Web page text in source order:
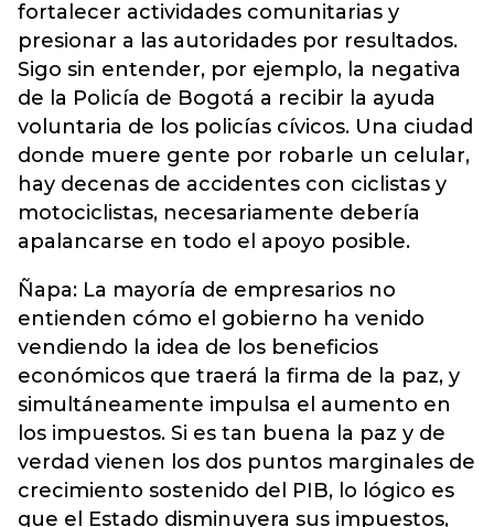
fortalecer actividades comunitarias y
presionar a las autoridades por resultados.
Sigo sin entender, por ejemplo, la negativa
de la Policía de Bogotá a recibir la ayuda
voluntaria de los policías cívicos. Una ciudad
donde muere gente por robarle un celular,
hay decenas de accidentes con ciclistas y
motociclistas, necesariamente debería
apalancarse en todo el apoyo posible.
Ñapa: La mayoría de empresarios no
entienden cómo el gobierno ha venido
vendiendo la idea de los beneficios
económicos que traerá la firma de la paz, y
simultáneamente impulsa el aumento en
los impuestos. Si es tan buena la paz y de
verdad vienen los dos puntos marginales de
crecimiento sostenido del PIB, lo lógico es
que el Estado disminuyera sus impuestos,